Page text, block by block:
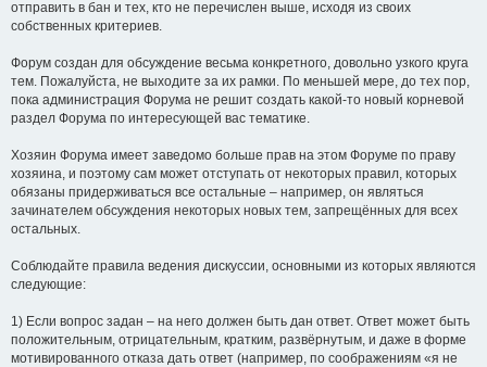
отправить в бан и тех, кто не перечислен выше, исходя из своих
собственных критериев.
Форум создан для обсуждение весьма конкретного, довольно узкого круга
тем. Пожалуйста, не выходите за их рамки. По меньшей мере, до тех пор,
пока администрация Форума не решит создать какой-то новый корневой
раздел Форума по интересующей вас тематике.
Хозяин Форума имеет заведомо больше прав на этом Форуме по праву
хозяина, и поэтому сам может отступать от некоторых правил, которых
обязаны придерживаться все остальные – например, он являться
зачинателем обсуждения некоторых новых тем, запрещённых для всех
остальных.
Соблюдайте правила ведения дискуссии, основными из которых являются
следующие:
1) Если вопрос задан – на него должен быть дан ответ. Ответ может быть
положительным, отрицательным, кратким, развёрнутым, и даже в форме
мотивированного отказа дать ответ (например, по соображениям «я не